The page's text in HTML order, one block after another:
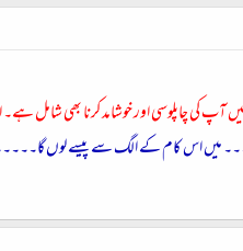
آپ کی چاپلوسی اور خوشامد کرنا بھی شامل
میں اس کام کے الگ سے پیسے لوں